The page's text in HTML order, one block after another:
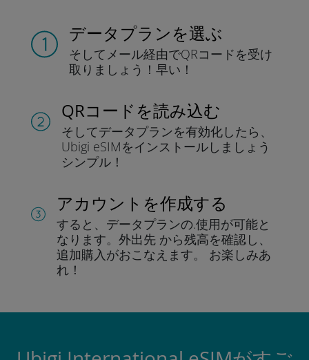
データプランを選ぶ
そしてメール経由でQRコードを受け
取りましょう！早い！
QRコードを読み込む
そしてデータプランを有効化したら、
Ubigi eSIMをインストールしま しょう
シンプル！
アカウントを作成する
すると、データプランの.使用が可能と
なります。 外出先 から残高を確認し、
追加購入がおこなえます。
お楽しみあ
れ！